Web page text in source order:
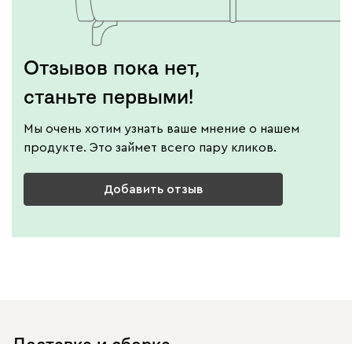
Отзывов пока нет,
станьте первыми!
Мы очень хотим узнать ваше мнение о нашем
продукте. Это займет всего пару кликов.
Добавить отзыв